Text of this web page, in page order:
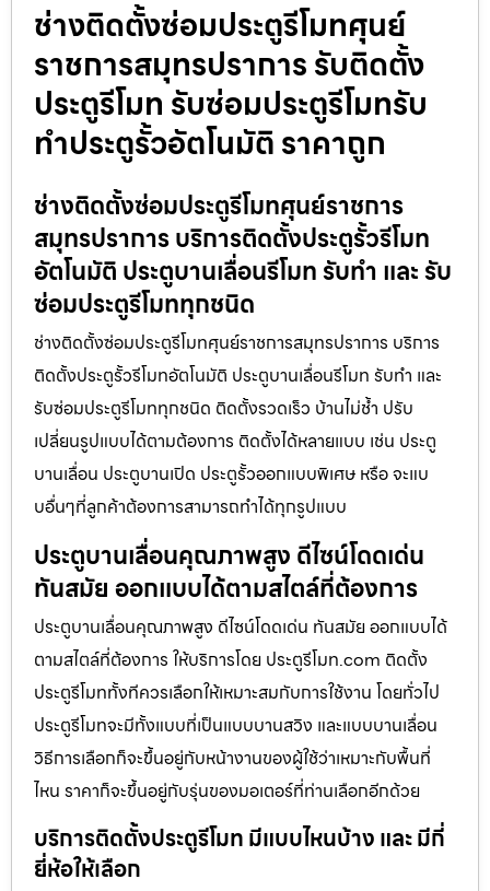
ช่างติดตั้งซ่อมประตูรีโมทศุนย์
ราชการสมุทรปราการ รับติดตั้ง
ประตูรีโมท รับซ่อมประตูรีโมทรับ
ทำประตูรั้วอัตโนมัติ ราคาถูก
ช่างติดตั้งซ่อมประตูรีโมทศุนย์ราชการ
สมุทรปราการ บริการติดตั้งประตูรั้วรีโมท
อัตโนมัติ ประตูบานเลื่อนรีโมท รับทำ และ รับ
ซ่อมประตูรีโมททุกชนิด
ช่างติดตั้งซ่อมประตูรีโมทศุนย์ราชการสมุทรปราการ บริการ
ติดตั้งประตูรั้วรีโมทอัตโนมัติ ประตูบานเลื่อนรีโมท รับทำ และ
รับซ่อมประตูรีโมททุกชนิด ติดตั้งรวดเร็ว บ้านไม่ช้ำ ปรับ
เปลี่ยนรูปแบบได้ตามต้องการ ติดตั้งได้หลายแบบ เช่น ประตู
บานเลื่อน ประตูบานเปิด ประตูรั้วออกแบบพิเศษ หรือ จะแบ
บอื่นๆที่ลูกค้าต้องการสามารถทำได้ทุกรูปแบบ
ประตูบานเลื่อนคุณภาพสูง ดีไซน์โดดเด่น
ทันสมัย ออกแบบได้ตามสไตล์ที่ต้องการ
ประตูบานเลื่อนคุณภาพสูง ดีไซน์โดดเด่น ทันสมัย ออกแบบได้
ตามสไตล์ที่ต้องการ ให้บริการโดย ประตูรีโมท.com ติดตั้ง
ประตูรีโมททั้งทีควรเลือกให้เหมาะสมกับการใช้งาน โดยทั่วไป
ประตูรีโมทจะมีทั้งแบบที่เป็นแบบบานสวิง และแบบบานเลื่อน
วิธีการเลือกก็จะขึ้นอยู่กับหน้างานของผู้ใช้ว่าเหมาะกับพื้นที่
ไหน ราคาก็จะขึ้นอยู่กับรุ่นของมอเตอร์ที่ท่านเลือกอีกด้วย
บริการติดตั้งประตูรีโมท มีแบบไหนบ้าง และ มีกี่
ยี่ห้อให้เลือก